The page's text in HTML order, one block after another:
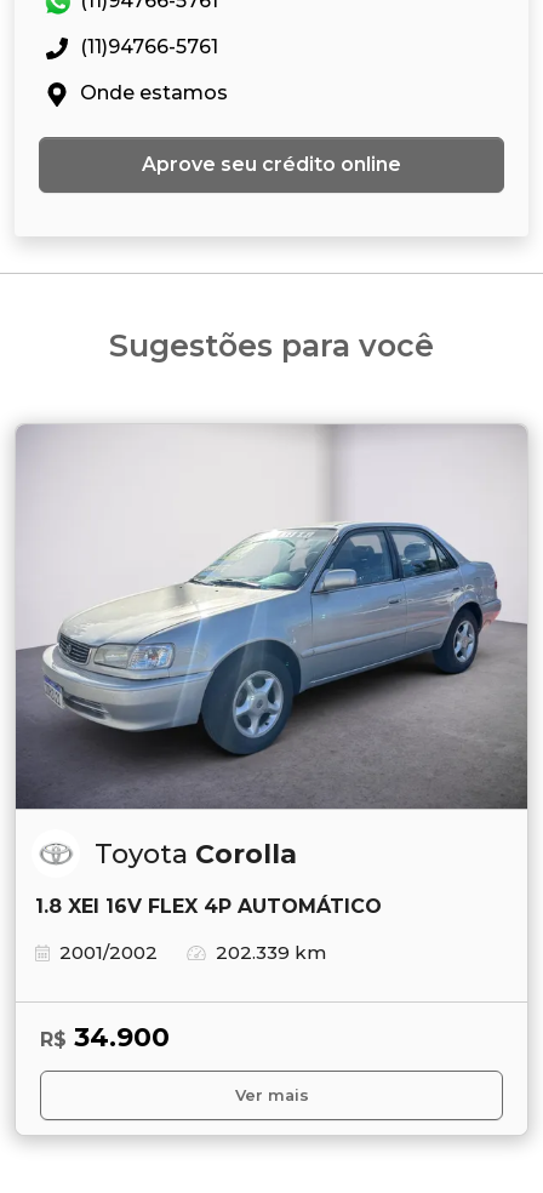
(11)94766-5761
Onde estamos
Aprove seu crédito online
Sugestões para você
Toyota Corolla
1.8 XEI 16V FLEX 4P AUTOMÁTICO
2001/2002
202.339 km
R$ 34.900
Ver mais